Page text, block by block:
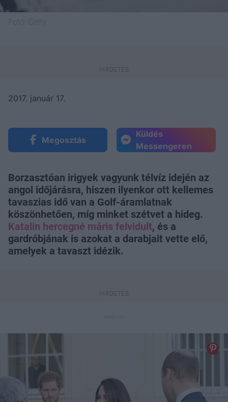
2017. január 17.
Megosztás
Küldés
Messengeren
Borzasztóan irigyek vagyunk télvíz idején az
angol időjárásra, hiszen ilyenkor ott kellemes
tavaszias idő van a Golf-áramlatnak
köszönhetően, míg minket szétvet a hideg.
Katalin hercegné máris felvidult, és a
gardróbjának is azokat a darabjait vette elő,
amelyek a tavaszt idézik.